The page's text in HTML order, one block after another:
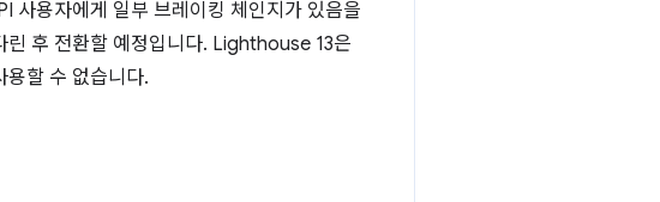
사용자에게 일부 브레이킹 체인지가 있음을
후 전환할 예정입니다. Lighthouse 13은
할 수 없습니다.